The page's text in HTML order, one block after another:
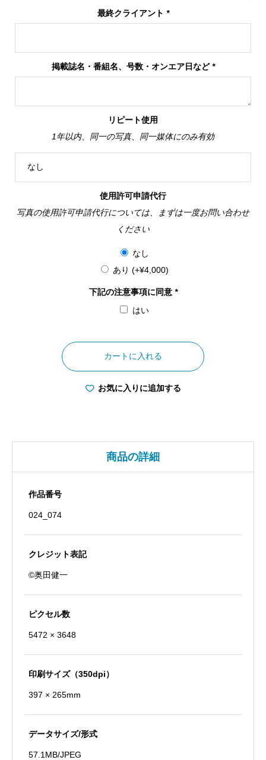
最終クライアント *
掲載誌名・番組名、号数・オンエア日など*
リピート使用
1年以内、同一の写真、同一媒体にのみ有効
使用許可申請代行
写真の使用許可申請代行については、まずは一度お問い合わせ
ください
なし
あり (+¥4,000)
下記の注意事項に同意 *
はい
歌
山
県
熊
野
社
カートに入れる
お気に入りに追加する
商品の詳細
作品番号
024_074
クレジット表記
©奥田健一
ピクセル数
5472 × 3648
印刷サイズ（350dpi）
397 × 265mm
データサイズ/形式
57.1MB/JPEG